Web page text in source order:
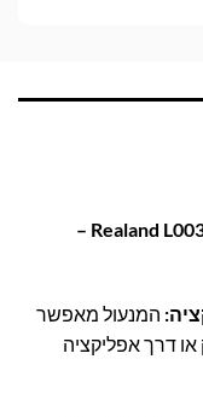
מנעול ביומטרי לדלת Realand L003 WoodDoor App –
המנעול מאפשר
או דרך אפליקציה